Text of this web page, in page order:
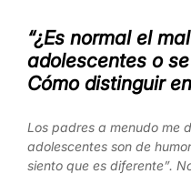
“¿Es normal el
adolescentes o
Cómo distinguir
Los padres a menudo me
adolescentes son de
siento que es diferente”.